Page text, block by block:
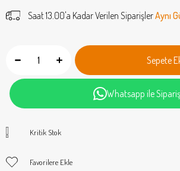
Saat 13.00'a Kadar Verilen SiparişlerAynı
Whatsapp ile Sipariş
Kritik Stok
Favorilere Ekle